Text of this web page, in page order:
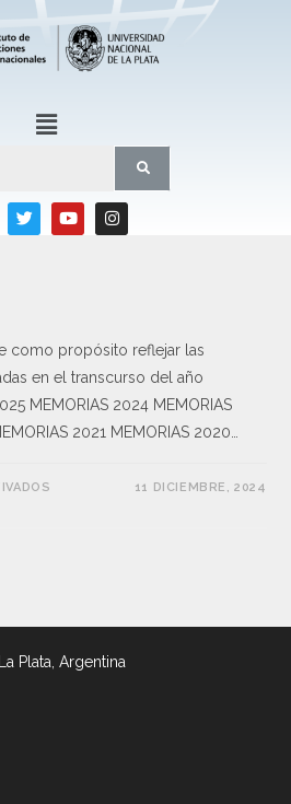
como propósito reflejar las
en el transcurso del año
MEMORIAS 2024 MEMORIAS
2021 MEMORIAS 2020…
11 DICIEMBRE, 2024
Plata, Argentina